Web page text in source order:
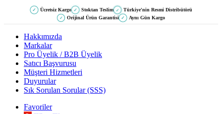
✓ Ücretsiz Kargo ✓ Stoktan Teslim ✓ Türkiye'nin Resmi Distribütörü
✓ Orijinal Ürün Garantisi ✓ Aynı Gün Kargo
Hakkımızda
Markalar
Pro Üyelik / B2B Üyelik
Satıcı Başvurusu
Müşteri Hizmetleri
Duyurular
Sık Sorulan Sorular (SSS)
Favoriler